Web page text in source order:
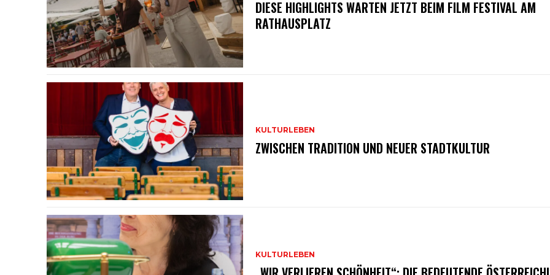
DIESE HIGHLIGHTS WARTEN JETZT BEIM FILM FESTIVAL AM
RATHAUSPLATZ
KULTURLEBEN
ZWISCHEN TRADITION UND NEUER STADTKULTUR
KULTURLEBEN